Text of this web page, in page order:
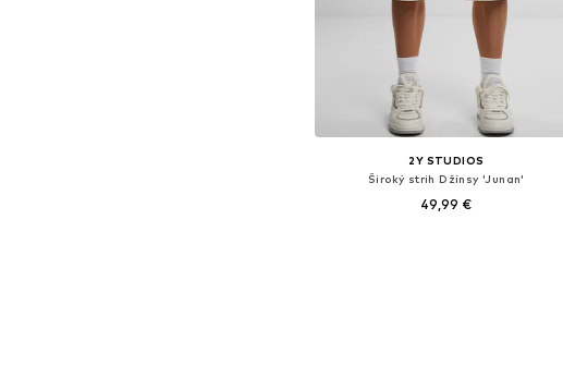
2Y STUDIOS
Široký strih Džínsy 'Junan'
49,99 €